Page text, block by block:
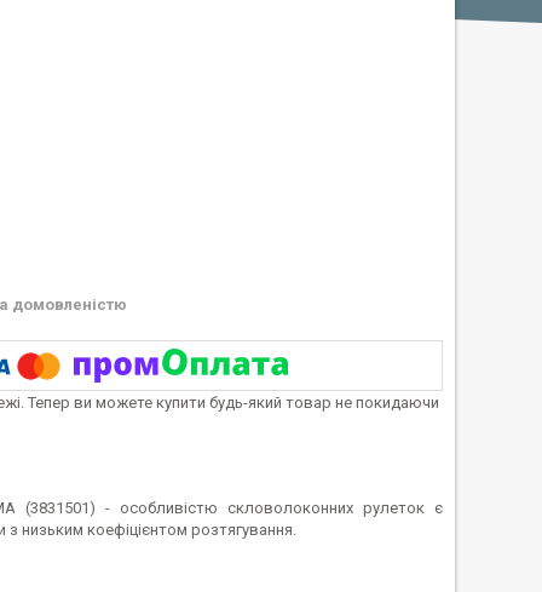
домовленістю
Тепер ви можете купити будь-який товар не покидаючи
(3831501) - особливістю скловолоконних рулеток є
з низьким коефіцієнтом розтягування.